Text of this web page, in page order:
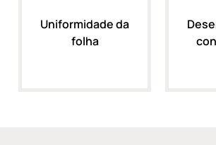
Uniformidade da
folha